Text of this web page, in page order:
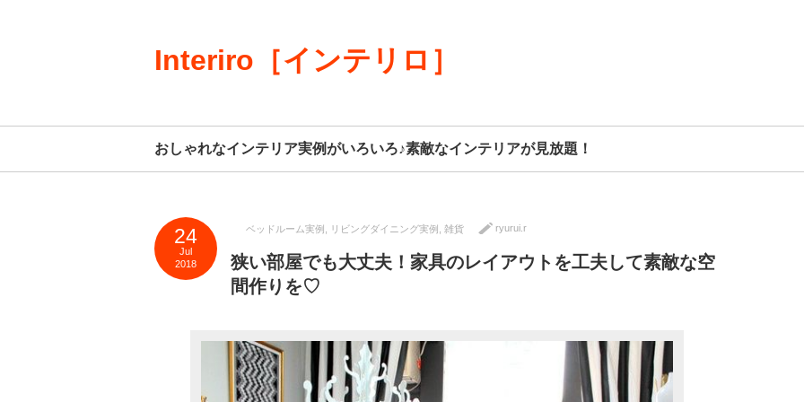
Interiro［インテリロ］
おしゃれなインテリア実例がいろいろ♪素敵なインテリアが見放題！
24
Jul
2018
ベッドルーム実例 リビングダイニング実例 雑貨 ryurui.r
狭い部屋でも大丈夫！家具のレイアウトを工夫して素敵な空
間作りを♡